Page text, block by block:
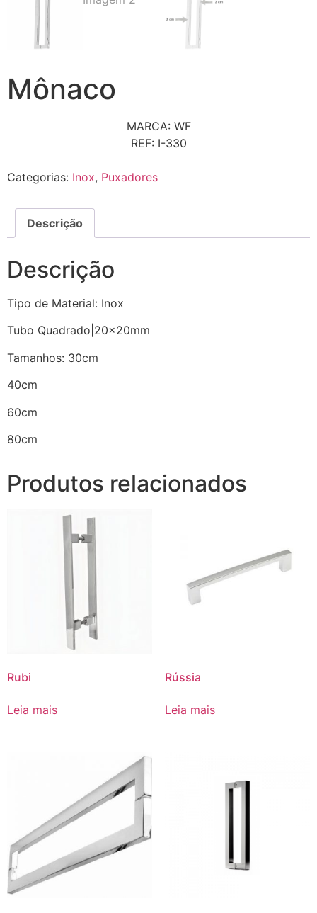
Mônaco
MARCA: WF
REF: I-330
Categorias: Inox, Puxadores
Descrição
Descrição
Tipo de Material: Inox
Tubo Quadrado|20x20mm
Tamanhos: 30cm
40cm
60cm
80cm
Produtos relacionados
Rubi
Leia mais
Rússia
Leia mais